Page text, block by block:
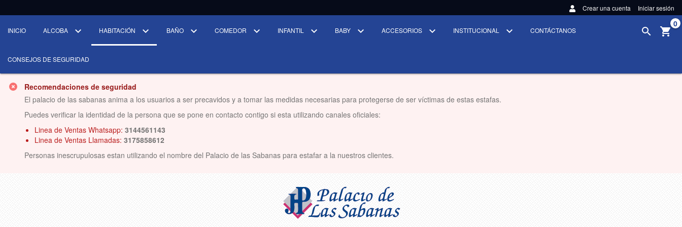
Crear una cuenta Iniciar sesión
INICIO ALCOBA HABITACIÓN BAÑO COMEDOR INFANTIL BABY ACCESORIOS INSTITUCIONAL CONTÁCTANOS
CONSEJOS DE SEGURIDAD
0
Recomendaciones de seguridad
El palacio de las sabanas anima a los usuarios a ser precavidos y a tomar las medidas necesarias para protegerse de ser víctimas de estas estafas.
Puedes verificar la identidad de la persona que se pone en contacto contigo si esta utilizando canales oficiales:
Linea de Ventas Whatsapp: 3144561143
Linea de Ventas Llamadas: 3175858612
Personas inescrupulosas estan utilizando el nombre del Palacio de las Sabanas para estafar a la nuestros clientes.